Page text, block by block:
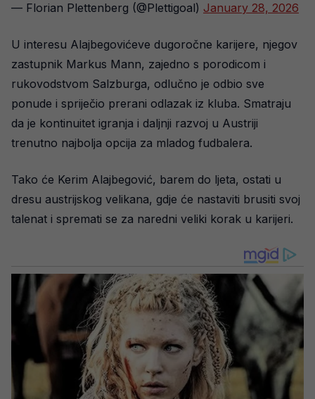
— Florian Plettenberg (@Plettigoal) January 28, 2026
U interesu Alajbegovićeve dugoročne karijere, njegov
zastupnik Markus Mann, zajedno s porodicom i
rukovodstvom Salzburga, odlučno je odbio sve
ponude i spriječio prerani odlazak iz kluba. Smatraju
da je kontinuitet igranja i daljnji razvoj u Austriji
trenutno najbolja opcija za mladog fudbalera.
Tako će Kerim Alajbegović, barem do ljeta, ostati u
dresu austrijskog velikana, gdje će nastaviti brusiti svoj
talenat i spremati se za naredni veliki korak u karijeri.